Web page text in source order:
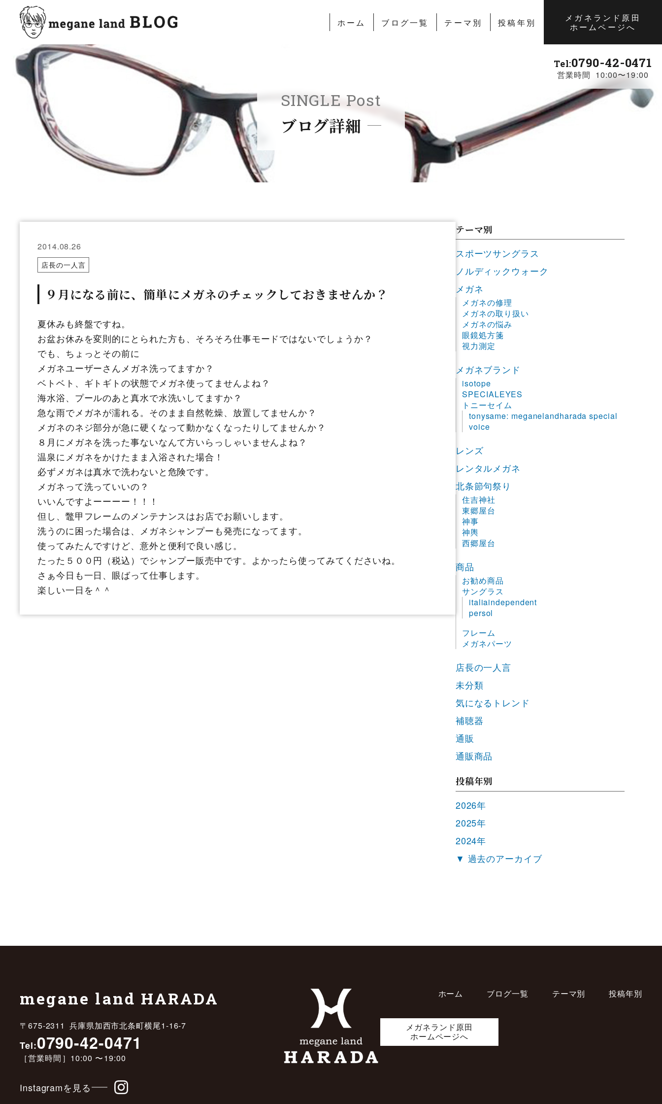
ホーム ブログ一覧 テーマ別 投稿年別
メガネランド原田
ホームページへ
Tel:0790-42-0471
営業時間 10:00〜19:00
SINGLE Post
ブログ詳細
2014.08.26
店長の一人言
９月になる前に、簡単にメガネのチェックしておきませんか？
夏休みも終盤ですね。
お盆お休みを変則的にとられた方も、そろそろ仕事モードではないでしょうか？
でも、ちょっとその前に
メガネユーザーさんメガネ洗ってますか？
ベトベト、ギトギトの状態でメガネ使ってませんよね？
海水浴、プールのあと真水で水洗いしてますか？
急な雨でメガネが濡れる。そのまま自然乾燥、放置してませんか？
メガネのネジ部分が急に硬くなって動かなくなったりしてませんか？
８月にメガネを洗った事ないなんて方いらっしゃいませんよね？
温泉にメガネをかけたまま入浴された場合！
必ずメガネは真水で洗わないと危険です。
メガネって洗っていいの？
いいんですよーーーー！！！
但し、鼈甲フレームのメンテナンスはお店でお願いします。
洗うのに困った場合は、メガネシャンプーも発売になってます。
使ってみたんですけど、意外と便利で良い感じ。
たった５００円（税込）でシャンプー販売中です。よかったら使ってみてくださいね。
さぁ今日も一日、眼ばって仕事します。
楽しい一日を＾＾
テーマ別
スポーツサングラス
ノルディックウォーク
メガネ
メガネの修理
メガネの取り扱い
メガネの悩み
眼鏡処方箋
視力測定
メガネブランド
isotope
SPECIALEYES
トニーセイム
tonysame: meganelandharada special
voice
レンズ
レンタルメガネ
北条節句祭り
住吉神社
東郷屋台
神事
神輿
西郷屋台
商品
お勧め商品
サングラス
italiaindependent
persol
フレーム
メガネパーツ
店長の一人言
未分類
気になるトレンド
補聴器
通販
通販商品
投稿年別
2026年
2025年
2024年
▼ 過去のアーカイブ
megane land HARADA
〒675-2311 兵庫県加西市北条町横尾1-16-7
Tel:0790-42-0471
［営業時間］10:00 〜19:00
Instagramを見る
ホーム ブログ一覧 テーマ別 投稿年別
メガネランド原田
ホームページへ